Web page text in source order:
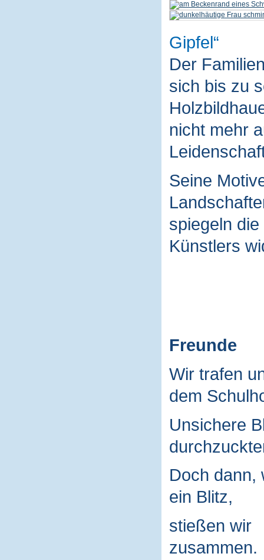
Gipfel
Der
sich bis zu
nicht mehr
Seine
spiegeln
Künstlers
Freunde
Wir trafen
dem
Unsichere
Doch dann,
ein Blitz,
stießen wir
zusammen.